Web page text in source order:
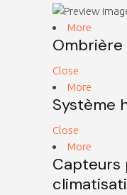
More
Close
More
Système
Close
More
Capteurs